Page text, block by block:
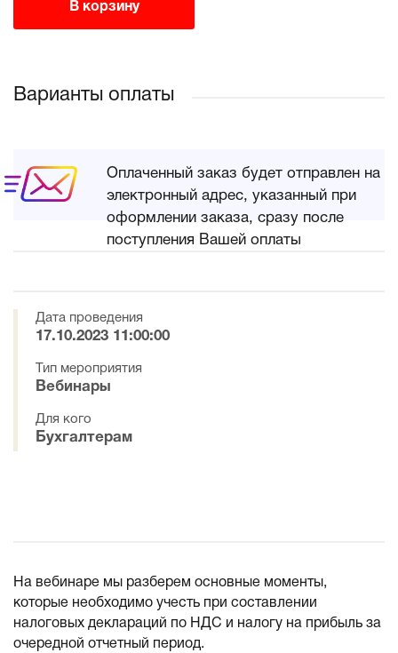
В корзину
Варианты оплаты
Оплаченный заказ будет отправлен на
электронный адрес, указанный при
оформлении заказа, сразу после
поступления Вашей оплаты
Дата проведения
17.10.2023 11:00:00
Тип мероприятия
Вебинары
Для кого
Бухгалтерам
На вебинаре мы разберем основные моменты,
которые необходимо учесть при составлении
налоговых деклараций по НДС и налогу на прибыль за
очередной отчетный период.